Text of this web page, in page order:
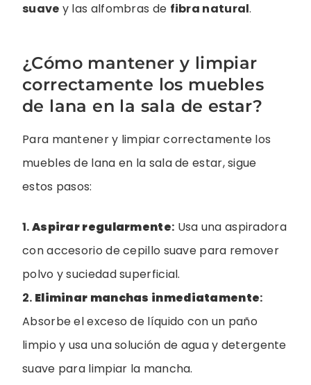
suave y las alfombras de fibra natural.
¿Cómo mantener y limpiar
correctamente los muebles
de lana en la sala de estar?
Para mantener y limpiar correctamente los
muebles de lana en la sala de estar, sigue
estos pasos:
1.Aspirar regularmente: Usa una aspiradora
con accesorio de cepillo suave para remover
polvo y suciedad superficial.
2. Eliminar manchas inmediatamente:
Absorbe el exceso de líquido con un paño
limpio y usa una solución de agua y detergente
suave para limpiar la mancha.